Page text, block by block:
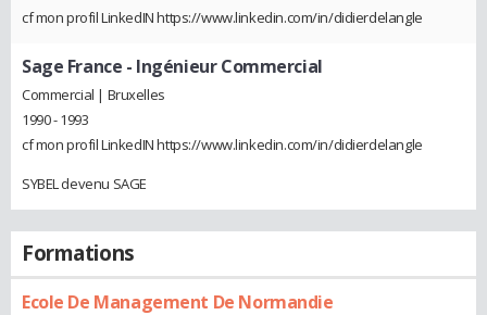
cf mon profil LinkedIN https://www.linkedin.com/in/didierdelangle
Sage France - Ingénieur Commercial
Commercial | Bruxelles
1990 - 1993
cf mon profil LinkedIN https://www.linkedin.com/in/didierdelangle
SYBEL devenu SAGE
Formations
Ecole De Management De Normandie